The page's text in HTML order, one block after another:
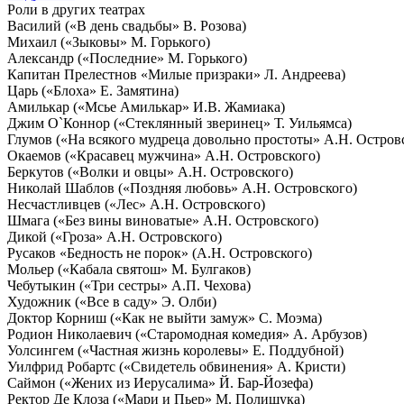
Роли в других театрах
Василий («В день свадьбы» В. Розова)
Михаил («Зыковы» М. Горького)
Александр («Последние» М. Горького)
Капитан Прелестнов «Милые призраки» Л. Андреева)
Царь («Блоха» Е. Замятина)
Амилькар («Мсье Амилькар» И.В. Жамиака)
Джим О`Коннор («Стеклянный зверинец» Т. Уильямса)
Глумов («На всякого мудреца довольно простоты» А.Н.
Окаемов («Красавец мужчина» А.Н. Островского)
Беркутов («Волки и овцы» А.Н. Островского)
Николай Шаблов («Поздняя любовь» А.Н. Островского)
Несчастливцев («Лес» А.Н. Островского)
Шмага («Без вины виноватые» А.Н. Островского)
Дикой («Гроза» А.Н. Островского)
Русаков «Бедность не порок» (А.Н. Островского)
Мольер («Кабала святош» М. Булгаков)
Чебутыкин («Три сестры» А.П. Чехова)
Художник («Все в саду» Э. Олби)
Доктор Корниш («Как не выйти замуж» С. Моэма)
Родион Николаевич («Старомодная комедия» А. Арбузов)
Уолсингем («Частная жизнь королевы» Е. Поддубной)
Уилфрид Робартс («Свидетель обвинения» А. Кристи)
Саймон («Жених из Иерусалима» Й. Бар-Йозефа)
Ректор Де Клоза («Мари и Пьер» М. Полищука)